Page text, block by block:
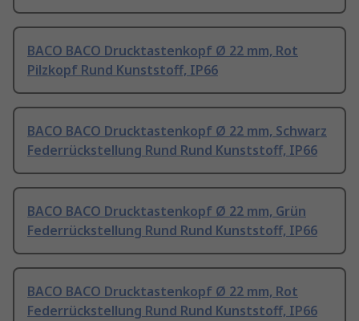
BACO BACO Drucktastenkopf Ø 22 mm, Rot
Pilzkopf Rund Kunststoff, IP66
BACO BACO Drucktastenkopf Ø 22 mm, Schwarz
Federrückstellung Rund Rund Kunststoff, IP66
BACO BACO Drucktastenkopf Ø 22 mm, Grün
Federrückstellung Rund Rund Kunststoff, IP66
BACO BACO Drucktastenkopf Ø 22 mm, Rot
Federrückstellung Rund Rund Kunststoff, IP66